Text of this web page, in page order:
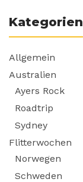
Kategorien
Allgemein
Australien
Ayers Rock
Roadtrip
Sydney
Flitterwochen
Norwegen
Schweden